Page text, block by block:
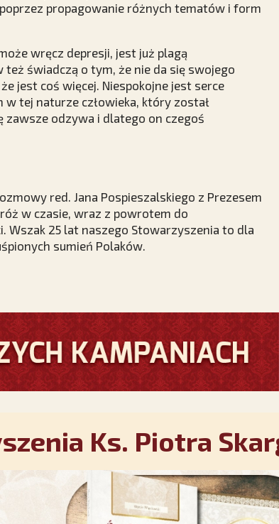
propagowanie różnych tematów i form
wręcz depresji, jest już plagą
świadczą o tym, że nie da się swojego
jest coś więcej. Niespokojne jest serce
w tej naturze człowieka, który został
odzywa i dlatego on czegoś
red. Jana Pospieszalskiego z Prezesem
w czasie, wraz z powrotem do
Wszak 25 lat naszego Stowarzyszenia to dla
sumień Polaków.
Ks. Piotra